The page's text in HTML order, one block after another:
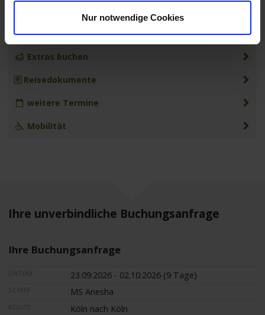
Nur notwendige Cookies
Leistungen
Extras buchen
Reisedokumente
weitere Termine
Mobilität
Ihre unverbindliche Buchungsanfrage
Ihre Buchungsanfrage
23.09.2026 - 02.10.2026 (9 Tage)
MS Anesha
Köln nach Köln